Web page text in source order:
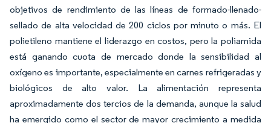
objetivos de rendimiento de las líneas de formado-llenado-
sellado de alta velocidad de 200 ciclos por minuto o más. El
polietileno mantiene el liderazgo en costos, pero la poliamida
está ganando cuota de mercado donde la sensibilidad al
oxígeno es importante, especialmente en carnes refrigeradas y
biológicos de alto valor. La alimentación representa
aproximadamente dos tercios de la demanda, aunque la salud
ha emergido como el sector de mayor crecimiento a medida